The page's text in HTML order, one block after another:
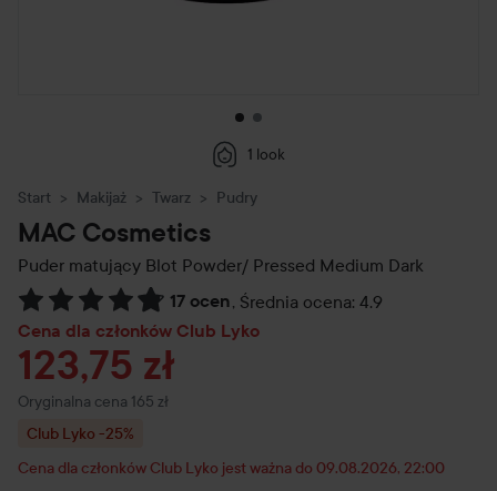
1 look
Start Makijaż Twarz Pudry
MAC Cosmetics
Puder matujący Blot Powder/ Pressed Medium Dark
17 ocen, Średnia ocena: 4.9
Przejdź do Recenzje i komentarze
Cena dla członków Club Lyko
123,75 zł
Oryginalna cena 165 zł
Cena regularna 165 zł
Club Lyko -25%
Cena dla członków Club Lyko jest ważna do 09.08.2026, 22:00